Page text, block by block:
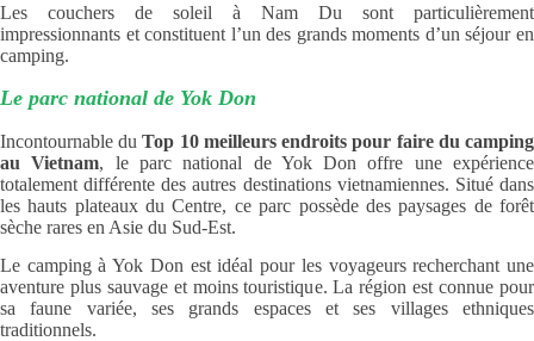
Les couchers de soleil à Nam Du sont particulièrement
impressionnants et constituent l’un des grands moments d’un séjour en
camping.
Le parc national de Yok Don
Incontournable duTop 10 meilleurs endroits pour faire du camping
au Vietnam, le parc national de Yok Don offre une expérience
totalement différente des autres destinations vietnamiennes. Situé dans
les hauts plateaux du Centre, ce parc possède des paysages de forêt
sèche rares en Asie du Sud-Est.
Le camping à Yok Don est idéal pour les voyageurs recherchant une
aventure plus sauvage et moins touristique. La région est connue pour
sa faune variée, ses grands espaces et ses villages ethniques
traditionnels.